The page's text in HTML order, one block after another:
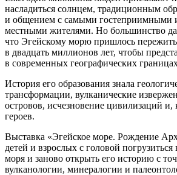
насладиться солнцем, традиционным
и общением с самыми гостеприимными
местными жителями. Но большинство
что Эгейскому морю пришлось
в двадцать миллионов лет, чтобы
в современных географических
История его образования знала
трансформации, вулканические
островов, исчезновение цивилизаций
героев.
Выставка «Эгейское море. Рождение
детей и взрослых с головой
моря и заново открыть его историю с
вулканологии, минералогии и